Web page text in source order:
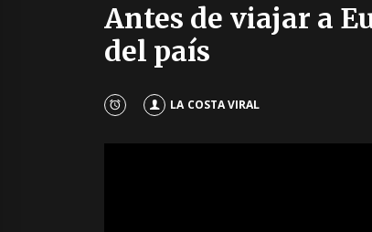
Antes de viajar a
del país
LA COSTA VIRAL